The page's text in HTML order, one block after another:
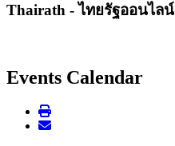
Thairath - ไทยรัฐออนไลน์
Events Calendar